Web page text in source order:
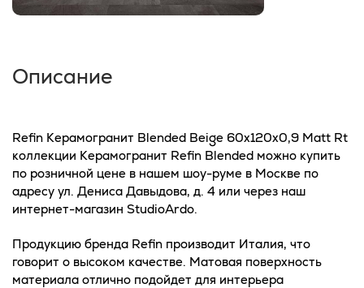
Описание
Refin Керамогранит Blended Beige 60x120x0,9 Matt Rt
коллекции Керамогранит Refin Blended можно купить
по розничной цене в нашем шоу-руме в Москве по
адресу ул. Дениса Давыдова, д. 4 или через наш
интернет-магазин StudioArdo.
Продукцию бренда Refin производит Италия, что
говорит о высоком качестве. Матовая поверхность
материала отлично подойдет для интерьера